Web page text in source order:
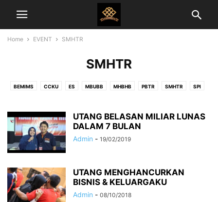
Home EVENT SMHTR
SMHTR
BEMIMS CCKU ES MBUBB MHBHB PBTR SMHTR SPI
UTANG BELASAN MILIAR LUNAS
DALAM 7 BULAN
Admin - 19/02/2019
UTANG MENGHANCURKAN
BISNIS & KELUARGAKU
Admin - 08/10/2018